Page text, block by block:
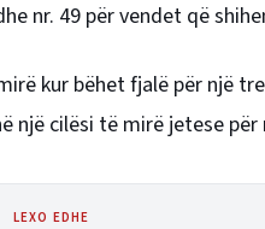
nr. 49 për vendet që
kur bëhet fjalë për një
një cilësi të mirë jetese
LEXO EDHE